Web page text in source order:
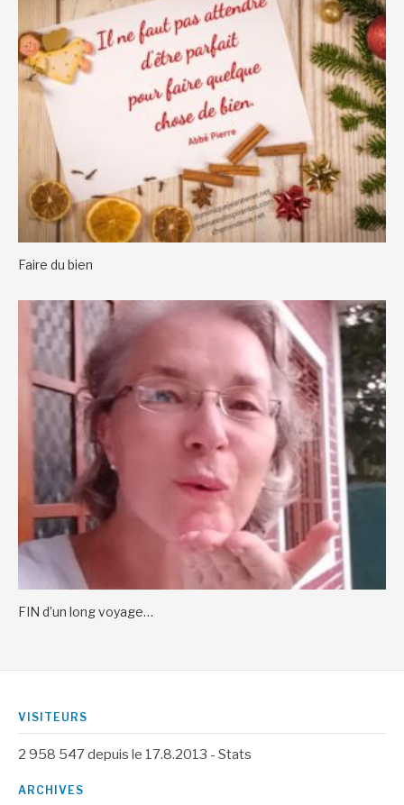
Faire du bien
FIN d’un long voyage…
VISITEURS
2 958 547depuis le 17.8.2013 - Stats
ARCHIVES